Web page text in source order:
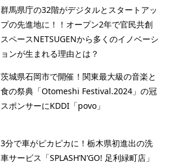
群馬県庁の32階がデジタルとスタートアッ
プの先進地に！！オープン2年で官民共創
スペースNETSUGENから多くのイノベーシ
ョンが生まれる理由とは？
茨城県石岡市で開催！関東最大級の音楽と
食の祭典「Otomeshi Festival.2024」の冠
スポンサーにKDDI「povo」
3分で車がピカピカに！栃木県初進出の洗
車サービス「SPLASH’N’GO! 足利緑町店」